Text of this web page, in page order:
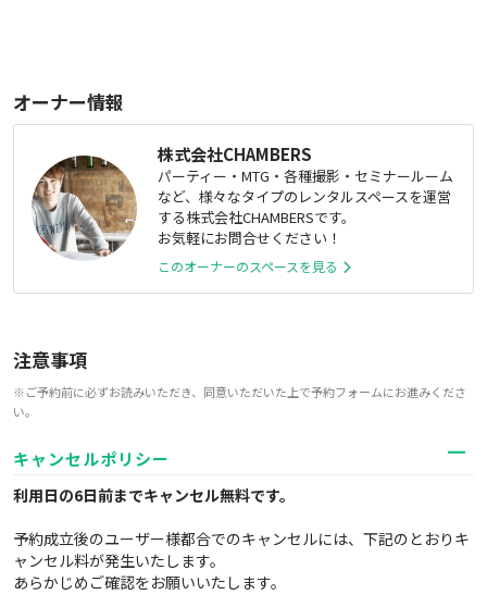
オーナー情報
株式会社CHAMBERS
パーティー・MTG・各種撮影・セミナールーム
など、様々なタイプのレンタルスペースを運営
する株式会社CHAMBERSです。
お気軽にお問合せください！
このオーナーのスペースを見る
注意事項
※ご予約前に必ずお読みいただき、同意いただいた上で予約フォームにお進みくださ
い。
キャンセルポリシー
利用日の6日前までキャンセル無料です。
予約成立後のユーザー様都合でのキャンセルには、下記のとおりキ
ャンセル料が発生いたします。
あらかじめご確認をお願いいたします。